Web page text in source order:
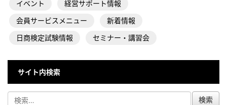
イベント
経営サポート情報
会員サービスメニュー
新着情報
日商検定試験情報
セミナー・講習会
サイト内検索